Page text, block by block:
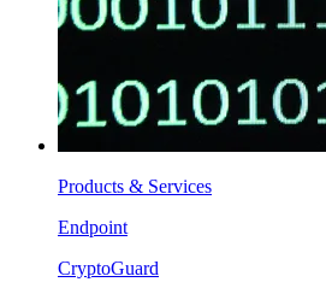
Products & Services
Endpoint
CryptoGuard